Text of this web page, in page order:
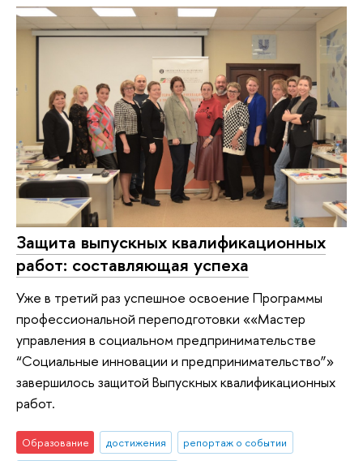
Защита выпускных квалификационных
работ: составляющая успеха
Уже в третий раз успешное освоение Программы
профессиональной переподготовки ««Мастер
управления в социальном предпринимательстве
“Социальные инновации и предпринимательство”»
завершилось защитой Выпускных квалификационных
работ.
Образование достижения
репортаж о событии